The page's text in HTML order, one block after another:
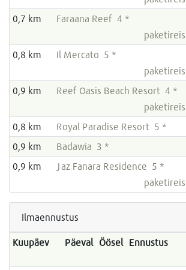
0,7 km
Faraana Reef 4 *
0,8 km
Il Mercato 5 *
0,9 km
Reef Oasis Beach Resort 4 *
0,8 km
Royal Paradise Resort 5 *
0,9 km
Badawia 3 *
0,9 km
Jaz Fanara Residence 5 *
Ilmaennustus
Kuupäev Päeval Öösel Ennustus